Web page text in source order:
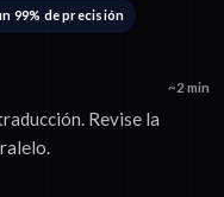
99% de precisión
~2 min
Revise la